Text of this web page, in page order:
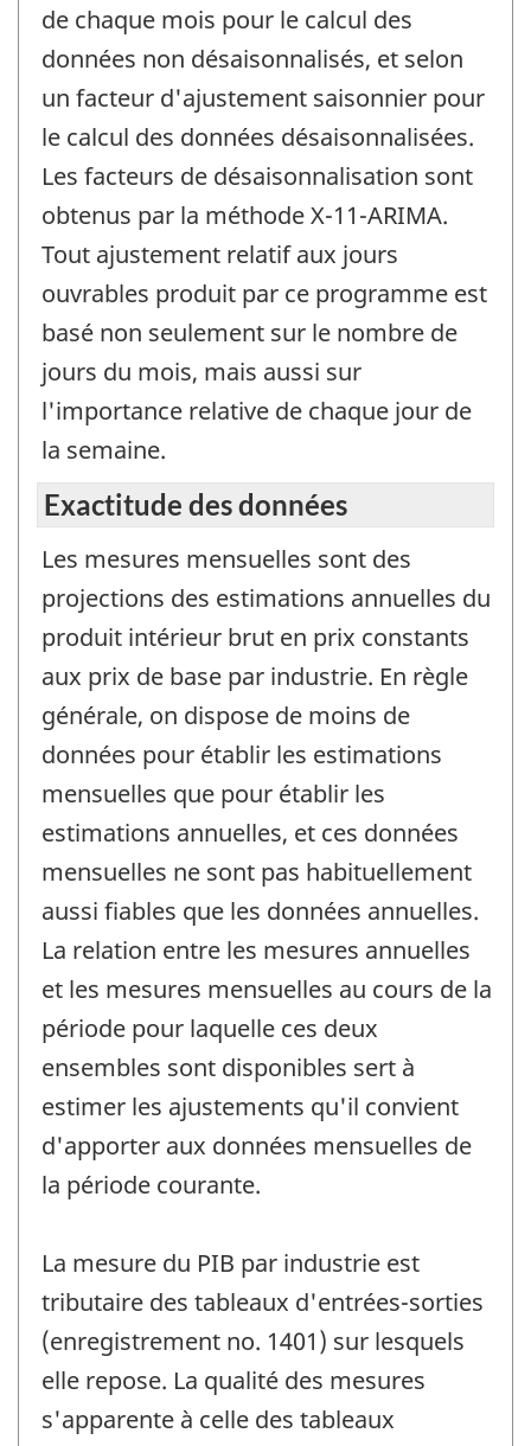
de chaque mois pour le calcul des
données non désaisonnalisés, et selon
un facteur d'ajustement saisonnier pour
le calcul des données désaisonnalisées.
Les facteurs de désaisonnalisation sont
obtenus par la méthode X-11-ARIMA.
Tout ajustement relatif aux jours
ouvrables produit par ce programme est
basé non seulement sur le nombre de
jours du mois, mais aussi sur
l'importance relative de chaque jour de
la semaine.
Exactitude des données
Les mesures mensuelles sont des
projections des estimations annuelles du
produit intérieur brut en prix constants
aux prix de base par industrie. En règle
générale, on dispose de moins de
données pour établir les estimations
mensuelles que pour établir les
estimations annuelles, et ces données
mensuelles ne sont pas habituellement
aussi fiables que les données annuelles.
La relation entre les mesures annuelles
et les mesures mensuelles au cours de la
période pour laquelle ces deux
ensembles sont disponibles sert à
estimer les ajustements qu'il convient
d'apporter aux données mensuelles de
la période courante.
La mesure du PIB par industrie est
tributaire des tableaux d'entrées-sorties
(enregistrement no. 1401) sur lesquels
elle repose. La qualité des mesures
s'apparente à celle des tableaux